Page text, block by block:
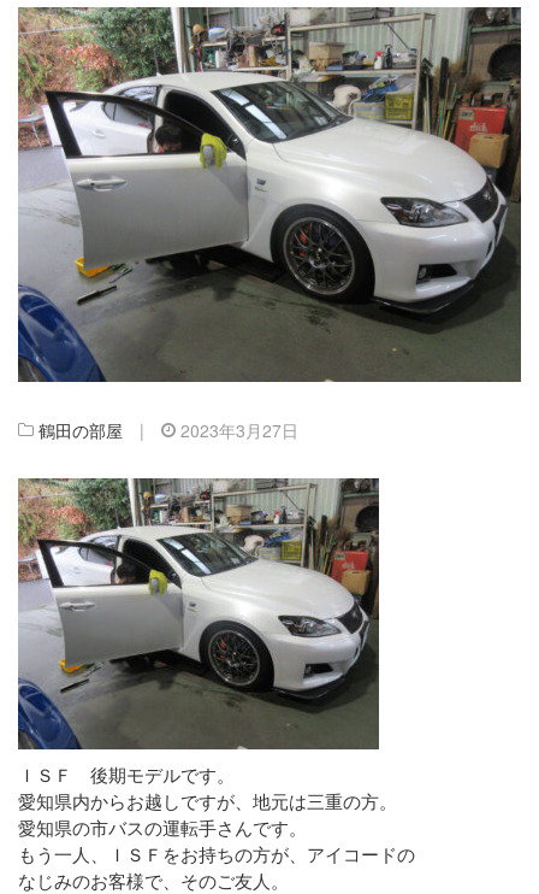
鶴田の部屋 | 2023年3月27日
ＩＳＦ 後期モデルです。
愛知県内からお越しですが、地元は三重の方。
愛知県の市バスの運転手さんです。
もう一人、ＩＳＦをお持ちの方が、アイコードの
なじみのお客様で、そのご友人。